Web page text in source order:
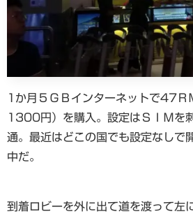
1か月５ＧＢインターネットで47Ｒ
1300円）を購入。設定はＳＩＭを
通。最近はどこの国でも設定なしで
中だ。
到着ロビーを外に出て道を渡って左